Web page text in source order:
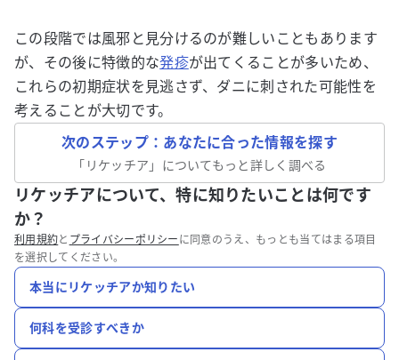
この段階では風邪と見分けるのが難しいこともあります
が、その後に特徴的な発疹が出てくることが多いため、
これらの初期症状を見逃さず、ダニに刺された可能性を
考えることが大切です。
次のステップ：あなたに合った情報を探す
「 リケッチア 」についてもっと詳しく調べる
リケッチアについて、特に知りたいことは何です
か？
利用規約と プライバシーポリシー に同意のうえ、もっとも当てはまる項目
を選択してください。
本当にリケッチアか知りたい
何科を受診すべきか